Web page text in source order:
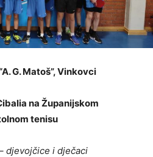
G. Matoš”, Vinkovci
na Županijskom
tenisu
djevojčice i dječaci